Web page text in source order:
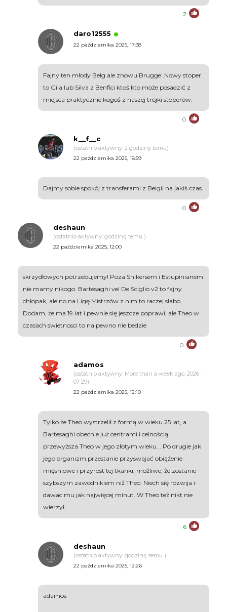
2
daro12555
22 października 2025, 17:38
Fajny ten młody Belg ale znowu Brugge .Nowy stoper
to Gila lub Silva z Benfici ktoś kto może posadzić z
miejsca praktycznie kogoś z naszej trójki stoperów.
0
k__f__c
(ostatnio aktywny: 2 godziny temu)
22 października 2025, 18:59
Dajmy sobie spokój z transferami z Belgii na jakiś czas
0
deshaun
(ostatnio aktywny: godzinę temu )
22 października 2025, 12:00
skrzydłowych potrzebujemy! Poza Snikersem i Estupinianem
nie mamy nikogo. Bartesaghi vel De Sciglio v2 to fajny
chłopak, ale no na Ligę Mistrzów z nim to raczej słabo.
Dodam, że ma 19 lat i pewnie się jeszcze poprawi, ale Theo w
czasach swietnosci to na pewno nie bedzie
0
adamos
(ostatnio aktywny: More than a week ago, 2026-
07-29)
22 października 2025, 12:10
Tylko że Theo wystrzelił z formą w wieku 25 lat, a
Bartesaghi obecnie już centrami i celnością
przewyższa Theo w jego złotym wieku... Po drugie jak
jego organizm przestanie przyswajać obiążenie
mięsniowe i przyrost tej tkanki, możliwe, że zostanie
szybszym zawodnikiem niż Theo. Niech się rozwija i
dawac mu jak najwięcej minut. W Theo też nikt nie
wierzył.
6
deshaun
(ostatnio aktywny: godzinę temu )
22 października 2025, 12:26
adamos